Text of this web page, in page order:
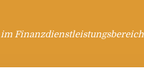
Finanzdienstleistungsbereich